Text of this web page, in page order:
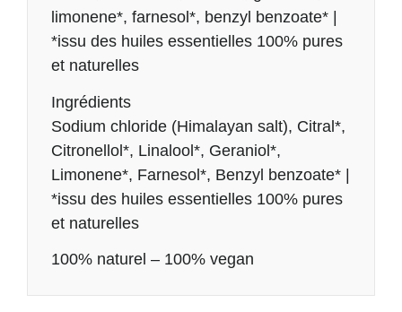
limonene*, farnesol*, benzyl benzoate* |
*issu des huiles essentielles 100% pures
et naturelles
Ingrédients
Sodium chloride (Himalayan salt), Citral*,
Citronellol*, Linalool*, Geraniol*,
Limonene*, Farnesol*, Benzyl benzoate* |
*issu des huiles essentielles 100% pures
et naturelles
100% naturel – 100% vegan